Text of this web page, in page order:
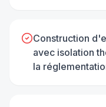
Construction
avec isolation
la